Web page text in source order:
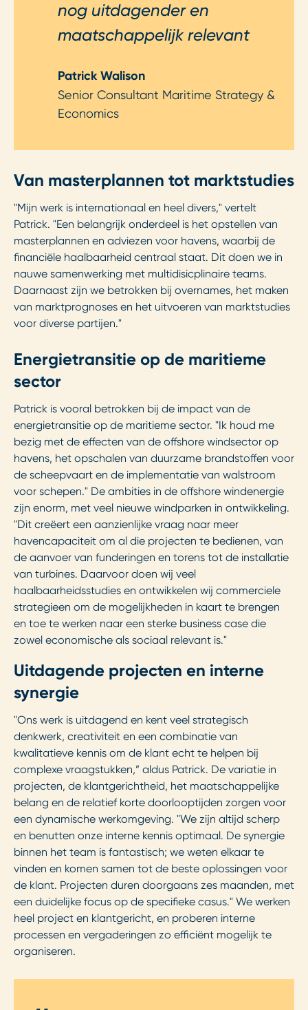
nog uitdagender en
maatschappelijk relevant
Patrick Walison
Senior Consultant Maritime Strategy &
Economics
Van masterplannen tot marktstudies
"Mijn werk is internationaal en heel divers," vertelt
Patrick. "Een belangrijk onderdeel is het opstellen van
masterplannen en adviezen voor havens, waarbij de
financiële haalbaarheid centraal staat. Dit doen we in
nauwe samenwerking met multidisicplinaire teams.
Daarnaast zijn we betrokken bij overnames, het maken
van marktprognoses en het uitvoeren van marktstudies
voor diverse partijen."
Energietransitie op de maritieme
sector
Patrick is vooral betrokken bij de impact van de
energietransitie op de maritieme sector. "Ik houd me
bezig met de effecten van de offshore windsector op
havens, het opschalen van duurzame brandstoffen voor
de scheepvaart en de implementatie van walstroom
voor schepen." De ambities in de offshore windenergie
zijn enorm, met veel nieuwe windparken in ontwikkeling.
"Dit creëert een aanzienlijke vraag naar meer
havencapaciteit om al die projecten te bedienen, van
de aanvoer van funderingen en torens tot de installatie
van turbines. Daarvoor doen wij veel
haalbaarheidsstudies en ontwikkelen wij commerciele
strategieen om de mogelijkheden in kaart te brengen
en toe te werken naar een sterke business case die
zowel economische als sociaal relevant is."
Uitdagende projecten en interne
synergie
"Ons werk is uitdagend en kent veel strategisch
denkwerk, creativiteit en een combinatie van
kwalitatieve kennis om de klant echt te helpen bij
complexe vraagstukken,” aldus Patrick. De variatie in
projecten, de klantgerichtheid, het maatschappelijke
belang en de relatief korte doorlooptijden zorgen voor
een dynamische werkomgeving. "We zijn altijd scherp
en benutten onze interne kennis optimaal. De synergie
binnen het team is fantastisch; we weten elkaar te
vinden en komen samen tot de beste oplossingen voor
de klant. Projecten duren doorgaans zes maanden, met
een duidelijke focus op de specifieke casus." We werken
heel project en klantgericht, en proberen interne
processen en vergaderingen zo efficiënt mogelijk te
organiseren.